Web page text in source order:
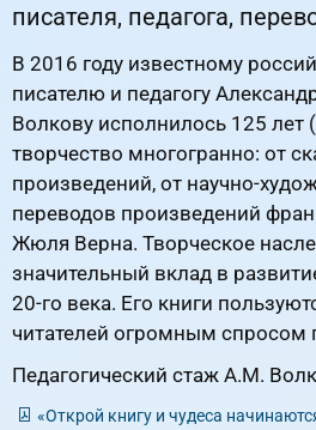
писателя, педагога,
В 2016 году известному
писателю и педагогу
Волкову исполнилось 125 лет
творчество многогранно: от
произведений, от научно-
переводов произведений
Жюля Верна. Творческое
значительный вклад в
20-го века. Его книги
читателей огромным спросом
Педагогический стаж А.М.
«Открой книгу и чудеса